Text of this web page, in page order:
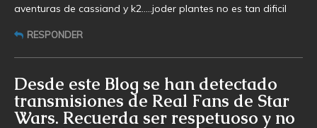
aventuras de cassiand y k2…..joder plantes no es tan dificil
RESPONDER
Desde este Blog se han detectado
transmisiones de Real Fans de Star
Wars. Recuerda ser respetuoso y no